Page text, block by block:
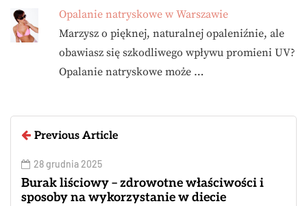
Opalanie natryskowe w Warszawie
Marzysz o pięknej, naturalnej opaleniźnie, ale
obawiasz się szkodliwego wpływu promieni UV?
Opalanie natryskowe może …
Previous Article
28 grudnia 2025
Burak liściowy – zdrowotne właściwości i
sposoby na wykorzystanie w diecie